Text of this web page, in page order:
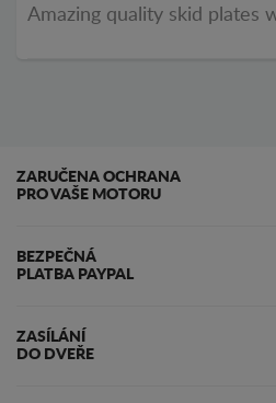
Amazing quality skid plates
ZARUČENA OCHRANA
PRO VAŠE MOTORU
BEZPEČNÁ
PLATBA PAYPAL
ZASÍLÁNÍ
DO DVEŘE